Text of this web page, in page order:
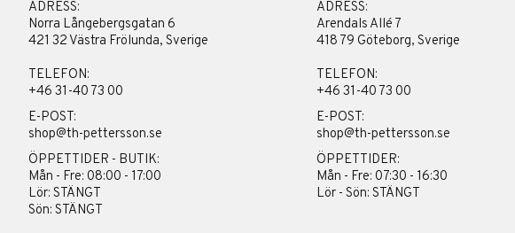
ADRESS:
Norra Långebergsgatan 6
421 32 Västra Frölunda, Sverige
TELEFON:
+46 31-40 73 00
E-POST:
shop@th-pettersson.se
ÖPPETTIDER - BUTIK:
Mån - Fre: 08:00 - 17:00
Lör: STÄNGT
Sön: STÄNGT
ADRESS:
Arendals Allé 7
418 79 Göteborg, Sverige
TELEFON:
+46 31-40 73 00
E-POST:
shop@th-pettersson.se
ÖPPETTIDER:
Mån - Fre: 07:30 - 16:30
Lör - Sön: STÄNGT